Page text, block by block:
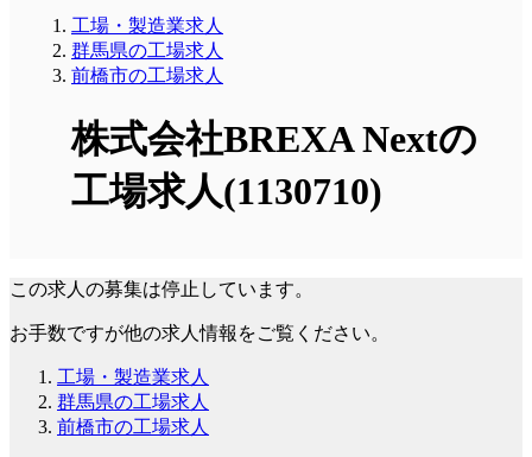
工場・製造業求人
群馬県の工場求人
前橋市の工場求人
株式会社BREXA Nextの
工場求人(1130710)
この求人の募集は停止しています。
お手数ですが他の求人情報をご覧ください。
工場・製造業求人
群馬県の工場求人
前橋市の工場求人